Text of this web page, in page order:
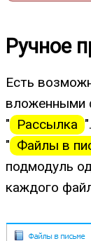
Ручное
Есть
вложенными
" Рассылка
" Файлы в
подмодуль
каждого